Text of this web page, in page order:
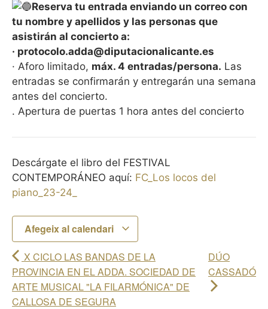
Reserva tu entrada enviando un correo con
tu nombre y apellidos y las personas que
asistirán al concierto a:
· protocolo.adda@diputacionalicante.es
· Aforo limitado, máx. 4 entradas/persona. Las
entradas se confirmarán y entregarán una semana
antes del concierto.
. Apertura de puertas 1 hora antes del concierto
Descárgate el libro del FESTIVAL
CONTEMPORÁNEO aquí: FC_Los locos del
piano_23-24_
Afegeix al calendari
X CICLO LAS BANDAS DE LA
PROVINCIA EN EL ADDA. SOCIEDAD DE
ARTE MUSICAL "LA FILARMÓNICA" DE
CALLOSA DE SEGURA
DÚO
CASSADÓ